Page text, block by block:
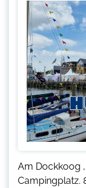
Am Dockkoog
Campingplatz.